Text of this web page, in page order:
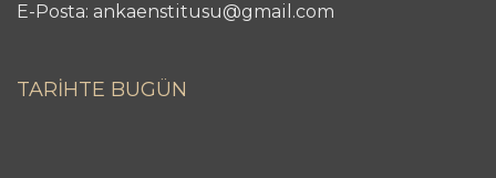
E-Posta: ankaenstitusu@gmail.com
TARİHTE BUGÜN